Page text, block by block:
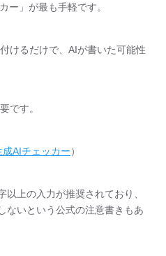
ー」が最も手軽です。
けるだけで、AIが書いた可能性
です。
AIチェッカー）
上の入力が推奨されており、
ないという公式の注意書きもあ